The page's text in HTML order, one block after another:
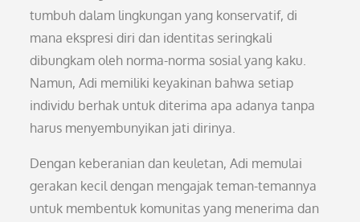
tumbuh dalam lingkungan yang konservatif, di
mana ekspresi diri dan identitas seringkali
dibungkam oleh norma-norma sosial yang kaku.
Namun, Adi memiliki keyakinan bahwa setiap
individu berhak untuk diterima apa adanya tanpa
harus menyembunyikan jati dirinya.
Dengan keberanian dan keuletan, Adi memulai
gerakan kecil dengan mengajak teman-temannya
untuk membentuk komunitas yang menerima dan